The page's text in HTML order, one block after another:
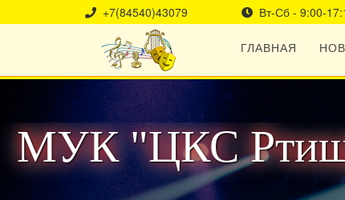
+7(84540)43079 Вт-Сб - 9:00-
ГЛАВНАЯ
МУК "ЦКС